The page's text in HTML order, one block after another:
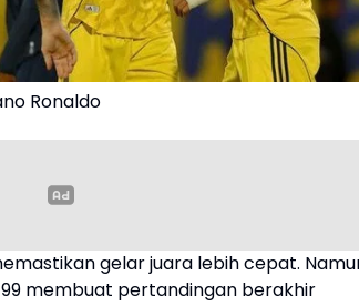
Ronaldo
gelar juara lebih cepat.
membuat pertandingan berakhir